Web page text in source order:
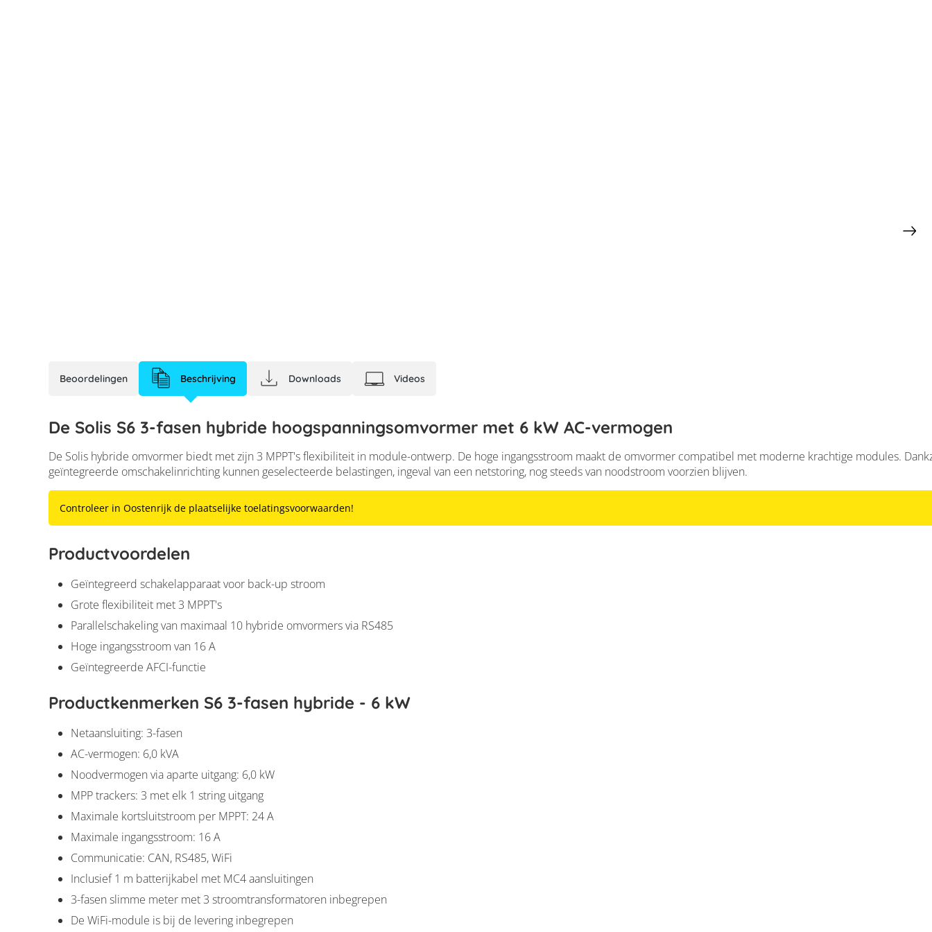
Beoordelingen Beschrijving Downloads Videos
De Solis S6 3-fasen hybride hoogspanningsomvormer met 6 kW AC-vermogen
De Solis hybride omvormer biedt met zijn 3 MPPT's flexibiliteit in module-ontwerp. De hoge ingangsstroom maakt de omvormer compatibel met moderne krachtige modules.
geïntegreerde omschakelinrichting kunnen geselecteerde belastingen, ingeval van een netstoring, nog steeds van noodstroom voorzien blijven.
Controleer in Oostenrijk de plaatselijke toelatingsvoorwaarden!
Productvoordelen
Geïntegreerd schakelapparaat voor back-up stroom
Grote flexibiliteit met 3 MPPT's
Parallelschakeling van maximaal 10 hybride omvormers via RS485
Hoge ingangsstroom van 16 A
Geïntegreerde AFCI-functie
Productkenmerken S6 3-fasen hybride - 6 kW
Netaansluiting: 3-fasen
AC-vermogen: 6,0 kVA
Noodvermogen via aparte uitgang: 6,0 kW
MPP trackers: 3 met elk 1 string uitgang
Maximale kortsluitstroom per MPPT: 24 A
Maximale ingangsstroom: 16 A
Communicatie: CAN, RS485, WiFi
Inclusief 1 m batterijkabel met MC4 aansluitingen
3-fasen slimme meter met 3 stroomtransformatoren inbegrepen
De WiFi-module is bij de levering inbegrepen